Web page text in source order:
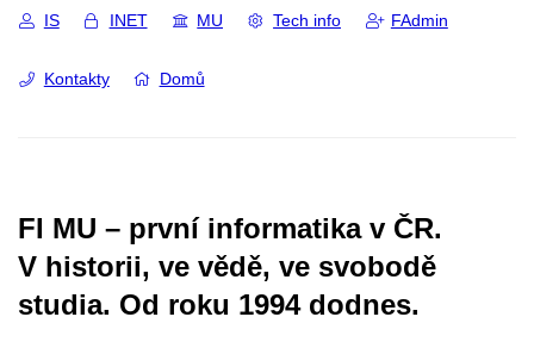
IS INET MU Tech info FAdmin
Kontakty Domů
FI MU – první informatika v ČR.
V historii, ve vědě, ve svobodě
studia. Od roku 1994 dodnes.